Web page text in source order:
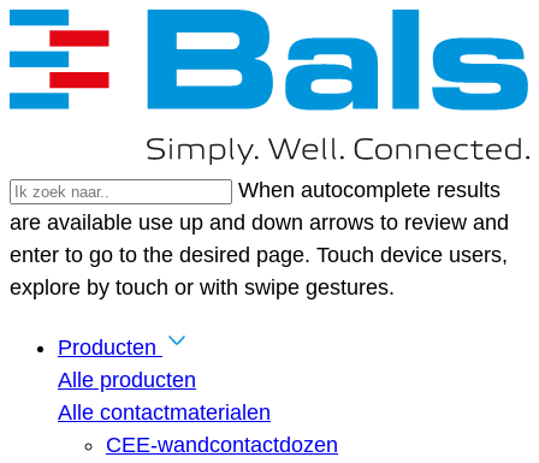
When autocomplete results
are available use up and down arrows to review and
enter to go to the desired page. Touch device users,
explore by touch or with swipe gestures.
Producten
Alle producten
Alle contactmaterialen
CEE-wandcontactdozen